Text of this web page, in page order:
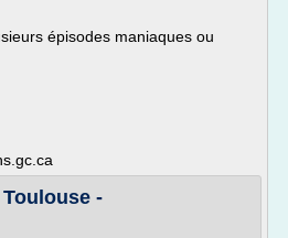
épisodes maniaques ou
-